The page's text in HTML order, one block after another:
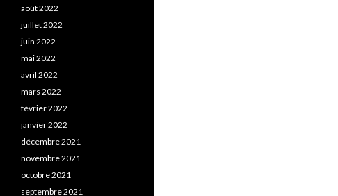
août 2022
juillet 2022
juin 2022
mai 2022
avril 2022
mars 2022
février 2022
janvier 2022
décembre 2021
novembre 2021
octobre 2021
septembre 2021